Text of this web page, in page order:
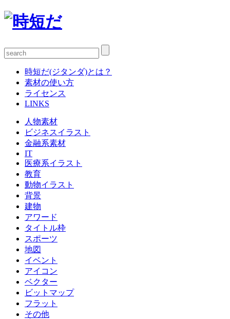
時短だ(ジタンダ)とは？
素材の使い方
ライセンス
LINKS
人物素材
ビジネスイラスト
金融系素材
IT
医療系イラスト
教育
動物イラスト
背景
建物
アワード
タイトル枠
スポーツ
地図
イベント
アイコン
ベクター
ビットマップ
フラット
その他